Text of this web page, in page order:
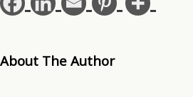
About The Author